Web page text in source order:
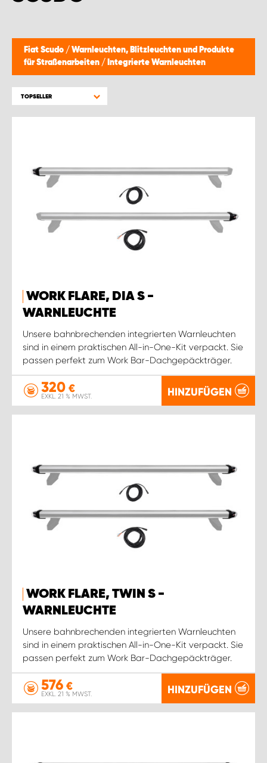
Fiat Scudo / Warnleuchten, Blitzleuchten und Produkte
für Straßenarbeiten / Integrierte Warnleuchten
TOPSELLER
WORK FLARE, DIA S -
WARNLEUCHTE
Unsere bahnbrechenden integrierten Warnleuchten
sind in einem praktischen All-in-One-Kit verpackt. Sie
passen perfekt zum Work Bar-Dachgepäckträger.
320 €
EXKL. 21 % MWST. HINZUFÜGEN
WORK FLARE, TWIN S -
WARNLEUCHTE
Unsere bahnbrechenden integrierten Warnleuchten
sind in einem praktischen All-in-One-Kit verpackt. Sie
passen perfekt zum Work Bar-Dachgepäckträger.
576 €
EXKL. 21 % MWST. HINZUFÜGEN
WORK SYSTEM BRÜSSEL
WORK SYSTEM LIMBURG-KEMPEN
WORK SYSTEM WORK SYSTEM BRÜGGE